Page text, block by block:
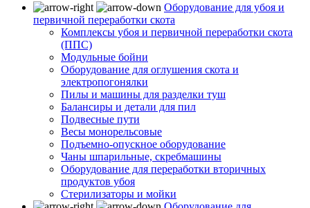
Оборудование для убоя и
первичной переработки скота
Комплексы убоя и первичной переработки скота
(ППС)
Модульные бойни
Оборудование для оглушения скота и
электропогонялки
Пилы и машины для разделки туш
Балансиры и детали для пил
Подвесные пути
Весы монорельсовые
Подъемно-опускное оборудование
Чаны шпарильные, скребмашины
Оборудование для переработки вторичных
продуктов убоя
Стерилизаторы и мойки